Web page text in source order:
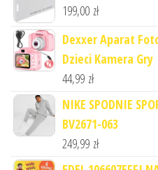
199,00 zł
Dexxer Aparat
Dzieci Kamera Gry
44,99 zł
NIKE SPODNIE
BV2671-063
249,99 zł